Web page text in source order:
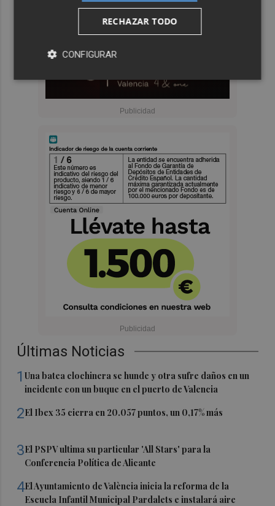
Últimas Noticias
1Una batea clochinera se hunde y otra sufre daños en un
incidente con un buque en el puerto de Valencia
2El Ibex 35 cierra en 20.057 puntos, un 0,17% más
3El PSPV ultima su particular 'All Stars' para la
Conferencia Política de Alicante
4El Ayuntamiento de València inicia la reforma de la
Escuela Infantil Municipal Pardalets e instalará aire
RECHAZAR TODO
CONFIGURAR